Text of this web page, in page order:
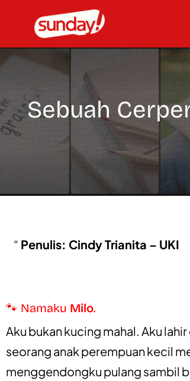
Sebuah
Penulis: Cindy Trianita – UKI
🐾 Namaku Milo.
Aku bukan kucing mahal. Aku
seorang anak perempuan kecil
menggendongku pulang sambil